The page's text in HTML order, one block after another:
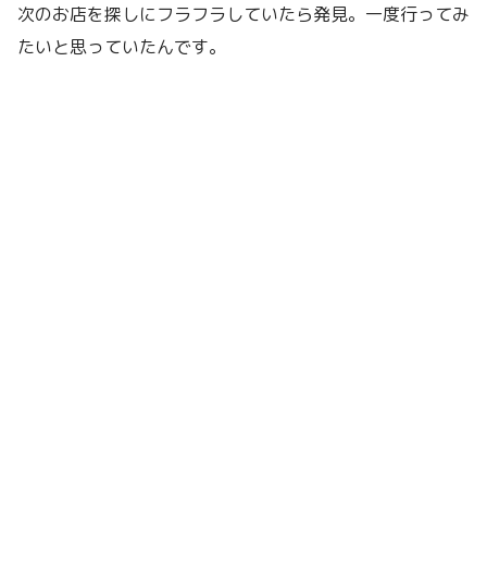
次のお店を探しにフラフラしていたら発見。一度行ってみ
たいと思っていたんです。